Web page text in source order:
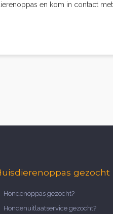
en kom in contact
gezocht
Hondenoppas gezocht?
Hondenuitlaatservice gezocht?